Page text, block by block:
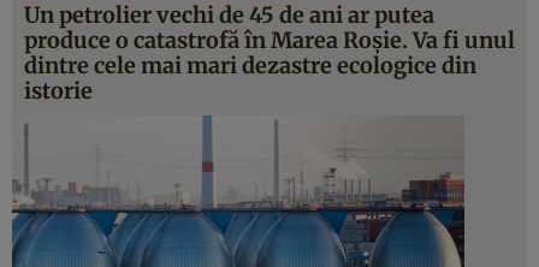
Un petrolier vechi de 45 de ani ar putea
produce o catastrofă în Marea Roșie. Va fi unul
dintre cele mai mari dezastre ecologice din
istorie